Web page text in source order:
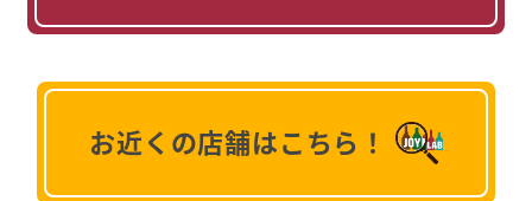
お近くの店舗はこちら！